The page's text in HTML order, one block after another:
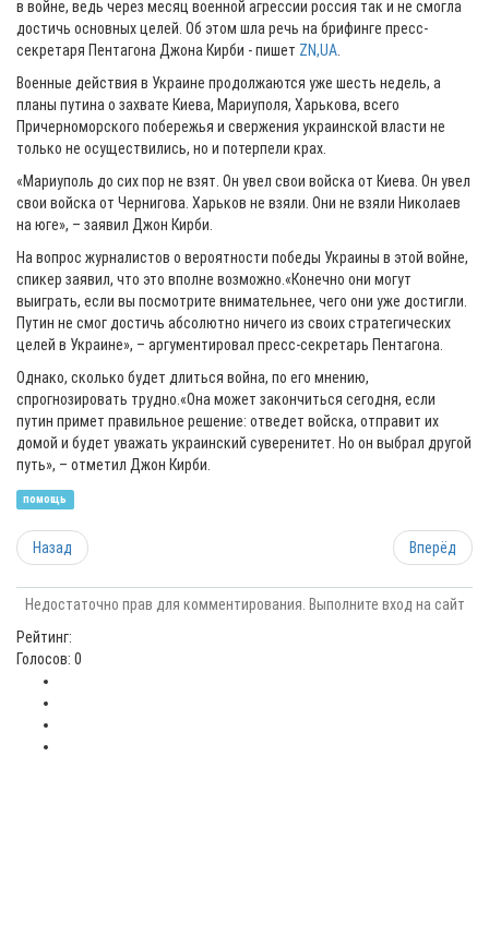
в войне, ведь через месяц военной агрессии россия так и не смогла
достичь основных целей. Об этом шла речь на брифинге пресс-
секретаря Пентагона Джона Кирби - пишет ZN,UA
Военные действия в Украине продолжаются уже шесть недель, а
планы путина о захвате Киева, Мариуполя, Харькова, всего
Причерноморского побережья и свержения украинской власти не
только не осуществились, но и потерпели крах.
«Мариуполь до сих пор не взят. Он увел свои войска от Киева. Он увел
свои войска от Чернигова. Харьков не взяли. Они не взяли Николаев
на юге», – заявил Джон Кирби.
На вопрос журналистов о вероятности победы Украины в этой войне,
спикер заявил, что это вполне возможно.«Конечно они могут
выиграть, если вы посмотрите внимательнее, чего они уже достигли.
Путин не смог достичь абсолютно ничего из своих стратегических
целей в Украине», – аргументировал пресс-секретарь Пентагона.
Однако, сколько будет длиться война, по его мнению,
спрогнозировать трудно.«Она может закончиться сегодня, если
путин примет правильное решение: отведет войска, отправит их
домой и будет уважать украинский суверенитет. Но он выбрал другой
путь», – отметил Джон Кирби.
помощь
Назад Вперёд
Недостаточно прав для комментирования. Выполните вход на сайт
Рейтинг:
Голосов: 0